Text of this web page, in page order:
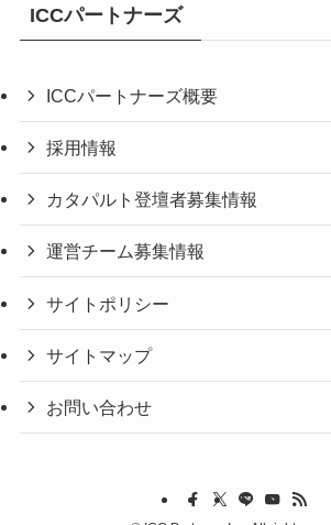
ICCパートナーズ
ICCパートナーズ概要
採用情報
カタパルト登壇者募集情報
運営チーム募集情報
サイトポリシー
サイトマップ
お問い合わせ